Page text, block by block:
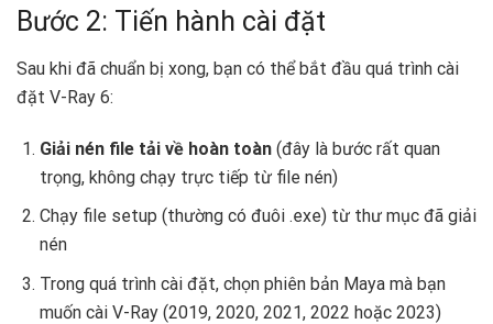
Bước 2: Tiến hành cài đặt
Sau khi đã chuẩn bị xong, bạn có thể bắt đầu quá trình cài
đặt V-Ray 6:
Giải nén file tải về hoàn toàn(đây là bước rất quan
trọng, không chạy trực tiếp từ file nén)
Chạy file setup (thường có đuôi .exe) từ thư mục đã giải
nén
Trong quá trình cài đặt, chọn phiên bản Maya mà bạn
muốn cài V-Ray (2019, 2020, 2021, 2022 hoặc 2023)